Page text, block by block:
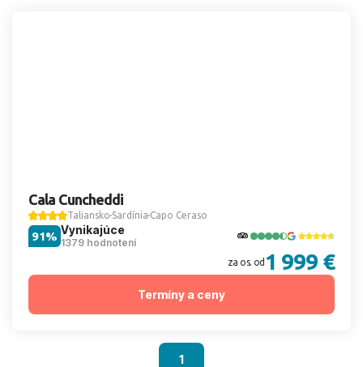
Cala Cuncheddi
Taliansko Sardínia Capo Ceraso
Vynikajúce
1379 hodnotení
91%
za os. od 1 999 €
Termíny a ceny
1